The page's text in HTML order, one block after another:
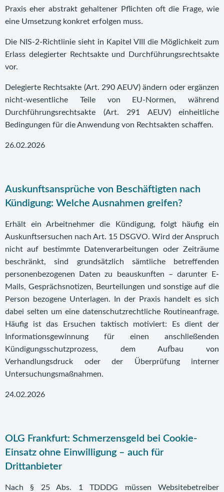
Praxis eher abstrakt gehaltener Pflichten oft die Frage, wie
eine Umsetzung konkret erfolgen muss.
Die NIS-2-Richtlinie sieht in Kapitel VIII die Möglichkeit zum
Erlass delegierter Rechtsakte und Durchführungsrechtsakte
vor.
Delegierte Rechtsakte (Art. 290 AEUV) ändern oder ergänzen
nicht-wesentliche Teile von EU-Normen, während
Durchführungsrechtsakte (Art. 291 AEUV) einheitliche
Bedingungen für die Anwendung von Rechtsakten schaffen.
26.02.2026
Auskunftsansprüche von Beschäftigten nach
Kündigung: Welche Ausnahmen greifen?
Erhält ein Arbeitnehmer die Kündigung, folgt häufig ein
Auskunftsersuchen nach Art. 15 DSGVO. Wird der Anspruch
nicht auf bestimmte Datenverarbeitungen oder Zeiträume
beschränkt, sind grundsätzlich sämtliche betreffenden
personenbezogenen Daten zu beauskunften – darunter E-
Mails, Gesprächsnotizen, Beurteilungen und sonstige auf die
Person bezogene Unterlagen. In der Praxis handelt es sich
dabei selten um eine datenschutzrechtliche Routineanfrage.
Häufig ist das Ersuchen taktisch motiviert: Es dient der
Informationsgewinnung für einen anschließenden
Kündigungsschutzprozess, dem Aufbau von
Verhandlungsdruck oder der Überprüfung interner
Untersuchungsmaßnahmen.
24.02.2026
OLG Frankfurt: Schmerzensgeld bei Cookie-
Einsatz ohne Einwilligung – auch für
Drittanbieter
Nach § 25 Abs. 1 TDDDG müssen Websitebetreiber